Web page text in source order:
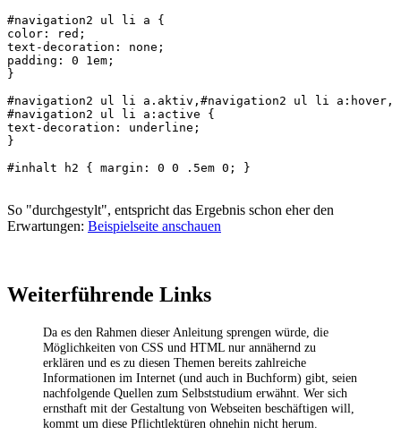
#navigation2 ul li a {
color: red;
text-decoration: none;
padding: 0 1em;
}
#navigation2 ul li a.aktiv,#navigation2 ul li a:hover,
#navigation2 ul li a:active {
text-decoration: underline;
}
#inhalt h2 { margin: 0 0 .5em 0; }
So "durchgestylt", entspricht das Ergebnis schon eher den
Erwartungen: Beispielseite anschauen
Weiterführende Links
Da es den Rahmen dieser Anleitung sprengen würde, die
Möglichkeiten von CSS und HTML nur annähernd zu
erklären und es zu diesen Themen bereits zahlreiche
Informationen im Internet (und auch in Buchform) gibt, seien
nachfolgende Quellen zum Selbststudium erwähnt. Wer sich
ernsthaft mit der Gestaltung von Webseiten beschäftigen will,
kommt um diese Pflichtlektüren ohnehin nicht herum.